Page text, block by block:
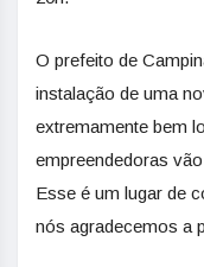
O prefeito de
instalação de uma
extremamente bem
empreendedoras
Esse é um lugar de
nós agradecemos a